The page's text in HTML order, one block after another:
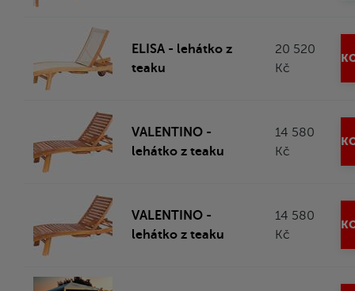
ELISA - lehátko z
teaku
20 520
Kč
VALENTINO -
lehátko z teaku
14 580
Kč
VALENTINO -
lehátko z teaku
14 580
Kč